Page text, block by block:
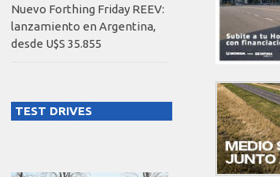
Nuevo Forthing Friday REEV:
lanzamiento en Argentina,
desde U$S 35.855
TEST DRIVES